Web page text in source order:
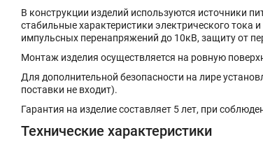
В конструкции изделий используются источники
стабильные характеристики электрического
импульсных перенапряжений до 10кВ, защиту от
Монтаж изделия осуществляется на ровную
Для дополнительной безопасности на лире
поставки не входит).
Гарантия на изделие составляет 5 лет, при
Технические характеристики